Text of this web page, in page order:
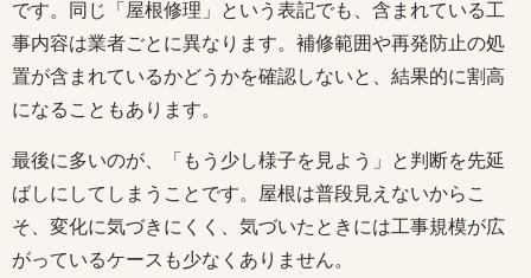
です。同じ「屋根修理」という表記でも、含まれている工
事内容は業者ごとに異なります。補修範囲や再発防止の処
置が含まれているかどうかを確認しないと、結果的に割高
になることもあります。
最後に多いのが、「もう少し様子を見よう」と判断を先延
ばしにしてしまうことです。屋根は普段見えないからこ
そ、変化に気づきにくく、気づいたときには工事規模が広
がっているケースも少なくありません。